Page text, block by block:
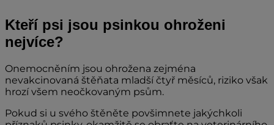
Kteří psi jsou psinkou ohroženi
nejvíce?
Onemocněním jsou ohrožena zejména
nevakcinovaná štěňata mladší čtyř měsíců, riziko však
hrozí všem neočkovaným psům.
Pokud si u svého štěněte povšimnete jakýchkoli